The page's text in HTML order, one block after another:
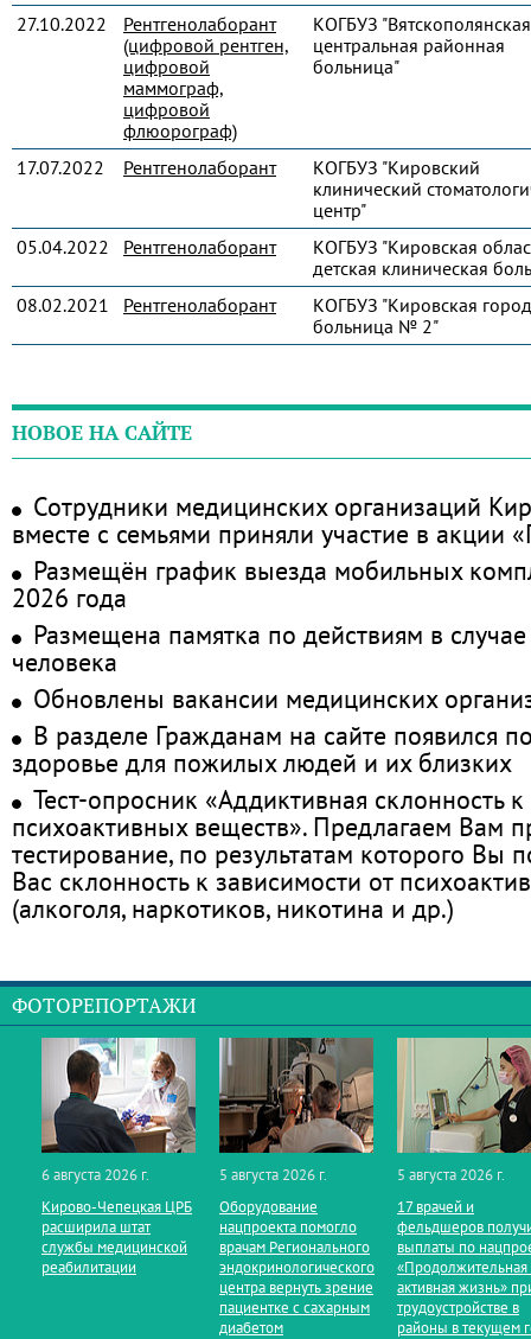
27.10.2022
Рентгенолаборант
(цифровой рентген,
цифровой
маммограф,
цифровой
флюорограф)
КОГБУЗ "Вятскополянская
центральная районная
больница"
17.07.2022 Рентгенолаборант
КОГБУЗ "Кировский
клинический
центр"
05.04.2022
Рентгенолаборант
КОГБУЗ "Кировская
детская клиническая
08.02.2021
Рентгенолаборант
КОГБУЗ "Кировская
больница № 2"
НОВОЕ НА САЙТЕ
Сотрудники медицинских организаций
вместе с семьями приняли участие в акции
Размещён график выезда мобильных
2026 года
Размещена памятка по действиям в
человека
Обновлены вакансии медицинских
В разделе Гражданам на сайте появился
здоровье для пожилых людей и их близких
Тест-опросник «Аддиктивная склонность
психоактивных веществ». Предлагаем Вам
тестирование, по результатам которого Вы
Вас склонность к зависимости от
(алкоголя, наркотиков, никотина и др.)
ФОТОРЕПОРТАЖИ
6 августа 2026 г.
Кирово‑Чепецкая ЦРБ
расширила штат
службы медицинской
реабилитации
5 августа 2026 г.
Оборудование
нацпроекта помогло
врачам Регионального
эндокринологического
центра вернуть зрение
пациентке с сахарным
диабетом
5 августа 2026 г.
17 врачей и
фельдшеров
выплаты по
«Продолжительная
активная жизнь»
трудоустройстве в
районы в текущем